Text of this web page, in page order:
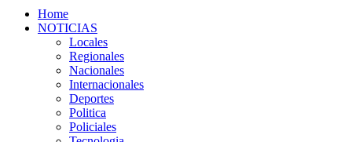
Home
NOTICIAS
Locales
Regionales
Nacionales
Internacionales
Deportes
Politica
Policiales